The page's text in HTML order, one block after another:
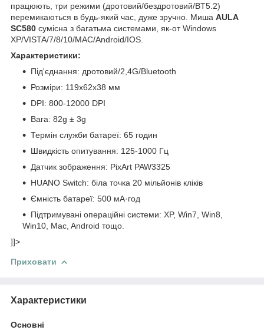
працюють, три режими (дротовий/бездротовий/BT5.2)
перемикаються в будь-який час, дуже зручно. Миша AULA
SC580 сумісна з багатьма системами, як-от Windows
XP/VISTA/7/8/10/MAC/Android/IOS.
Характеристики:
Під'єднання: дротовий/2,4G/Bluetooth
Розміри: 119x62x38 мм
DPI: 800-12000 DPI
Вага: 82g ± 3g
Термін служби батареї: 65 годин
Швидкість опитування: 125-1000 Гц
Датчик зображення: PixArt PAW3325
HUANO Switch: біла точка 20 мільйонів кліків
Ємність батареї: 500 мА·год
Підтримувані операційні системи: XP, Win7, Win8,
Win10, Mac, Android тощо.
]]>
Приховати
Характеристики
Основні